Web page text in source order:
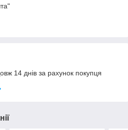
14 днів за рахунок покупця